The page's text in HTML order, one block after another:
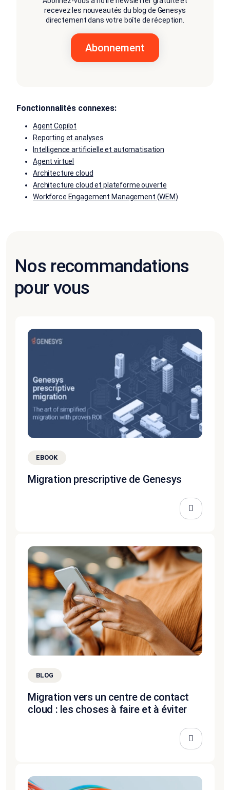
recevez les nouveautés du blog de Genesys
directement dans votre boîte de réception.
Fonctionnalités connexes:
Agent Copilot
Reporting et analyses
Intelligence artificielle et automatisation
Agent virtuel
Architecture cloud
Architecture cloud et plateforme ouverte
Workforce Engagement Management (WEM)
Nos recommandations
pour vous
EBOOK
Migration prescriptive de Genesys
BLOG
Migration vers un centre de contact
cloud : les choses à faire et à éviter